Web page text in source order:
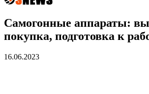
Самогонные аппараты:
покупка, подготовка к
16.06.2023